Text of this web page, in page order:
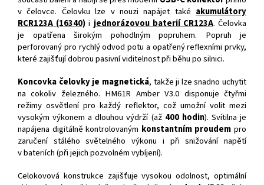
v čelovce. Čelovku lze v nouzi napájet také akumulátory
RCR123A (16340)ijednorázovou baterií CR123A. Čelovka
je opatřena širokým pohodlným popruhem. Popruh je
perforovaný pro rychlý odvod potu a opatřený reflexními prvky,
které zajišťují dobrou pasivní viditelnost při běhu po silnici.
Koncovka čelovky je magnetická, takže ji lze snadno uchytit
na cokoliv železného. HM61R Amber V3.0 disponuje čtyřmi
režimy osvětlení pro každý reflektor, což umožní volit mezi
vysokým výkonem a dlouhou výdrží (až 400 hodin). Svítilna je
napájena digitálně kontrolovaným konstantním proudem pro
zaručení stálého světelného výkonu i při snižování napětí
v bateriích (při jejich pozvolném vybíjení).
Celokovová konstrukce zajišťuje vysokou odolnost, optimální